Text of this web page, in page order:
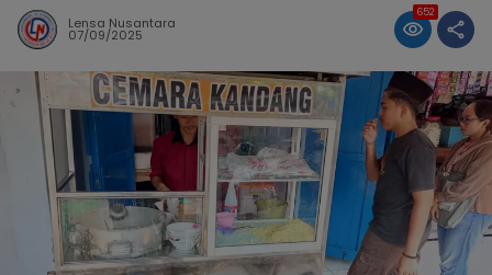
Lensa Nusantara
07/09/2025
652